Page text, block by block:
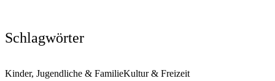
Schlagwörter
Kinder, Jugendliche & FamilieKultur & Freizeit